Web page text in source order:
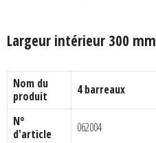
Largeur intérieur 300 mm
Nom du
produit
4 barreaux
N°
d'article
062004